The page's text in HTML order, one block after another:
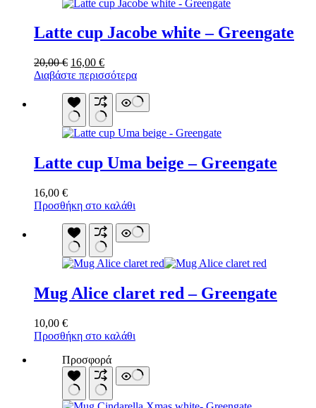
Latte cup Jacobe white – Greengate
20,00€ Original
price
20,00 €.
16,00 €Η
τρέχουσα
είναι:
16,00 €.
Διαβάστε περισσότερα
Latte cup Uma beige – Greengate
16,00 €
Προσθήκη στο καλάθι
Mug Alice claret red – Greengate
10,00 €
Προσθήκη στο καλάθι
Προσφορά